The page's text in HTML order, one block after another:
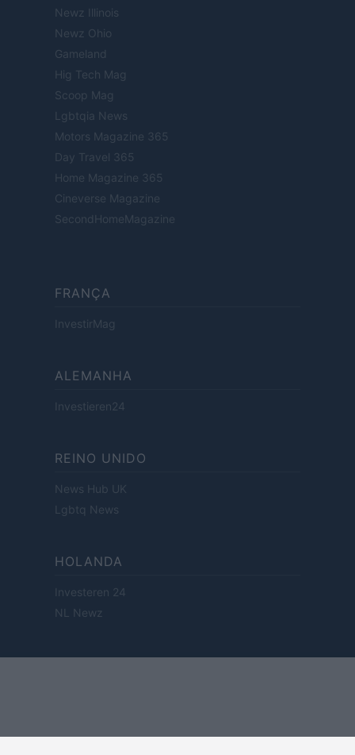
Newz Illinois
Newz Ohio
Gameland
Hig Tech Mag
Scoop Mag
Lgbtqia News
Motors Magazine 365
Day Travel 365
Home Magazine 365
Cineverse Magazine
SecondHomeMagazine
FRANÇA
InvestirMag
ALEMANHA
Investieren24
REINO UNIDO
News Hub UK
Lgbtq News
HOLANDA
Investeren 24
NL Newz